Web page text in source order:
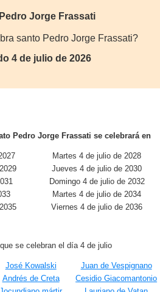
Jorge Frassati
santo Pedro Jorge Frassati?
4 de julio de 2026
Pedro Jorge Frassati se celebrará en
Martes 4 de julio de 2028
Jueves 4 de julio de 2030
Domingo 4 de julio de 2032
Martes 4 de julio de 2034
Viernes 4 de julio de 2036
se celebran el día 4 de julio
José Kowalski
Juan de Vespignano
Andrés de Creta
Cesidio Giacomantonio